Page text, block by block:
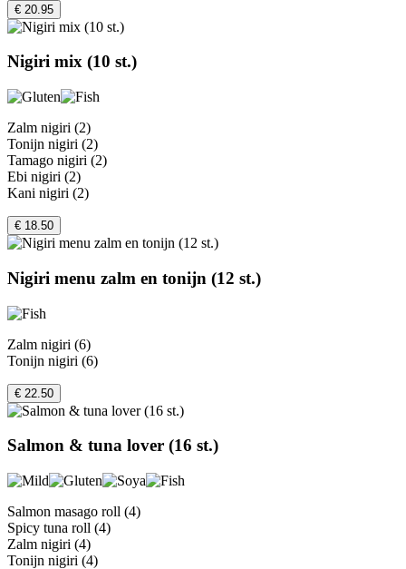
€ 20.95
Nigiri mix (10 st.)
Zalm nigiri (2)
Tonijn nigiri (2)
Tamago nigiri (2)
Ebi nigiri (2)
Kani nigiri (2)
€ 18.50
Nigiri menu zalm en tonijn (12 st.)
Zalm nigiri (6)
Tonijn nigiri (6)
€ 22.50
Salmon & tuna lover (16 st.)
Salmon masago roll (4)
Spicy tuna roll (4)
Zalm nigiri (4)
Tonijn nigiri (4)